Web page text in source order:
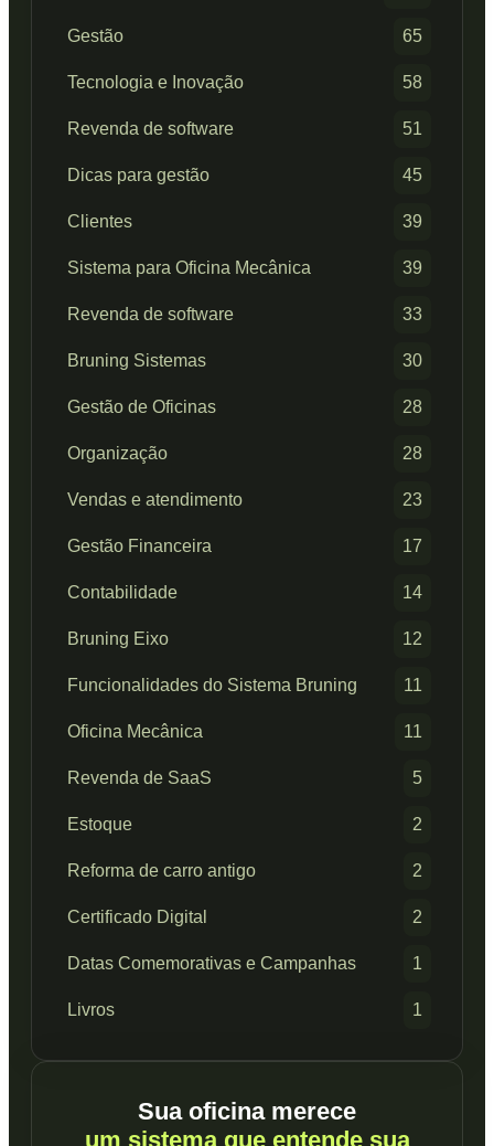
Gestão 65
Tecnologia e Inovação 58
Revenda de software 51
Dicas para gestão 45
Clientes 39
Sistema para Oficina Mecânica 39
Revenda de software 33
Bruning Sistemas 30
Gestão de Oficinas 28
Organização 28
Vendas e atendimento 23
Gestão Financeira 17
Contabilidade 14
Bruning Eixo 12
Funcionalidades do Sistema Bruning 11
Oficina Mecânica 11
Revenda de SaaS 5
Estoque 2
Reforma de carro antigo 2
Certificado Digital 2
Datas Comemorativas e Campanhas 1
Livros 1
Sua oficina merece
um sistema que entende sua